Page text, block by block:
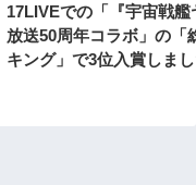
17LIVEでの「『宇宙戦艦
放送50周年コラボ」の「
キング」で3位入賞しま